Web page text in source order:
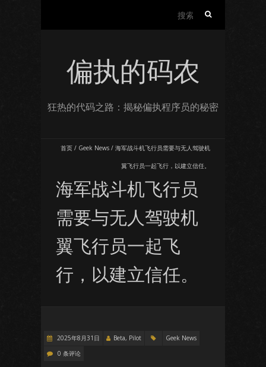
偏执的码农
狂热的代码之路：揭秘偏执程序员的秘密
首页 / Geek News / 海军战斗机飞行员需要与无人驾驶机
翼飞行员一起飞行，以建立信任。
海军战斗机飞行员
需要与无人驾驶机
翼飞行员一起飞
行，以建立信任。
2025年8月31日 Beta, Pilot
Geek News
0 条评论